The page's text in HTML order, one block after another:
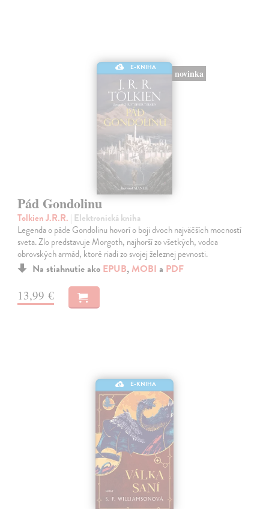
E-KNIHA
novinka
Pád Gondolinu
Tolkien J.R.R. | Elektronická kniha
Legenda o páde Gondolinu hovorí o boji dvoch najväčších mocností
sveta. Zlo predstavuje Morgoth, najhorší zo všetkých, vodca
obrovských armád, ktoré riadi zo svojej železnej pevnosti.
Na stiahnutie ako EPUB, MOBI a PDF
13,99 €
E-KNIHA